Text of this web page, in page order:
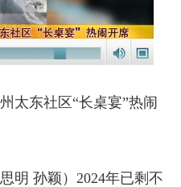
太东社区“长桌宴”热闹
明 孙颖）2024年已剩不